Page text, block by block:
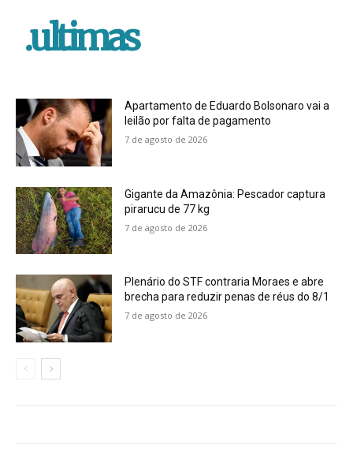
.ultimas
Apartamento de Eduardo Bolsonaro vai a
leilão por falta de pagamento
7 de agosto de 2026
Gigante da Amazônia: Pescador captura
pirarucu de 77 kg
7 de agosto de 2026
Plenário do STF contraria Moraes e abre
brecha para reduzir penas de réus do 8/1
7 de agosto de 2026